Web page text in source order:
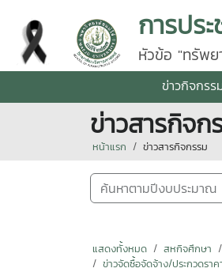
การปร
หัวข้อ "ทรัพย
ข่าวกิจกรร
ข่าวสารกิจก
หน้าแรก ข่าวสารกิจกรรม
ค้นหาตามปีงบประมาณ
แสดงทั้งหมด สหกิจศึกษา
ข่าวจัดซื้อจัดจ้าง/ประกวดราค